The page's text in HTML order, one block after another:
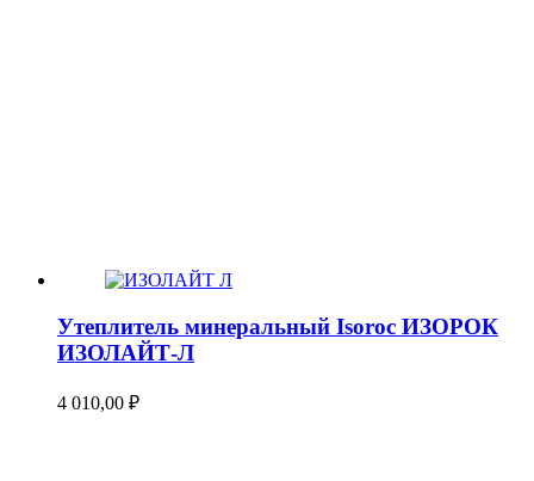
Утеплитель минеральный Isoroc ИЗОРОК
ИЗОЛАЙТ-Л
4 010,00 ₽